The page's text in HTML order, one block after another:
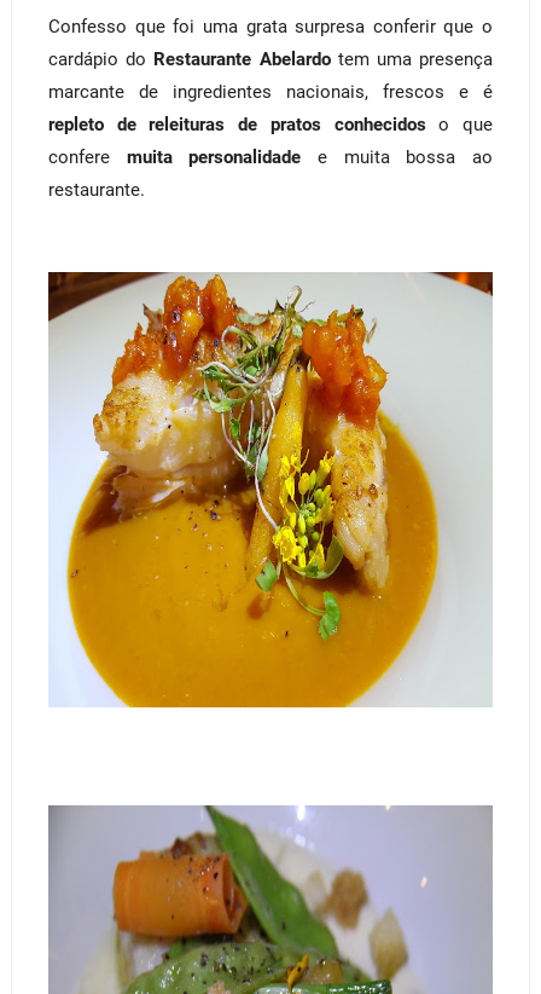
Confesso que foi uma grata surpresa conferir que o
cardápio do Restaurante Abelardotem uma presença
marcante de ingredientes nacionais, frescos e é
repleto de releituras de pratos conhecidoso que
confere muita personalidadee muita bossa ao
restaurante.